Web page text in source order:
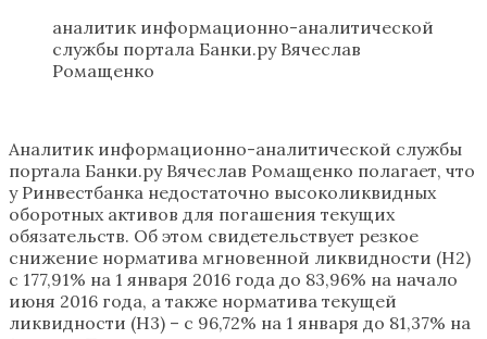
аналитик информационно-аналитической
службы портала Банки.ру Вячеслав
Ромащенко
Аналитик информационно-аналитической службы
портала Банки.ру Вячеслав Ромащенко полагает, что
у Ринвестбанка недостаточно высоколиквидных
оборотных активов для погашения текущих
обязательств. Об этом свидетельствует резкое
снижение норматива мгновенной ликвидности (Н2)
с 177,91% на 1 января 2016 года до 83,96% на начало
июня 2016 года, а также норматива текущей
ликвидности (Н3) – с 96,72% на 1 января до 81,37% на